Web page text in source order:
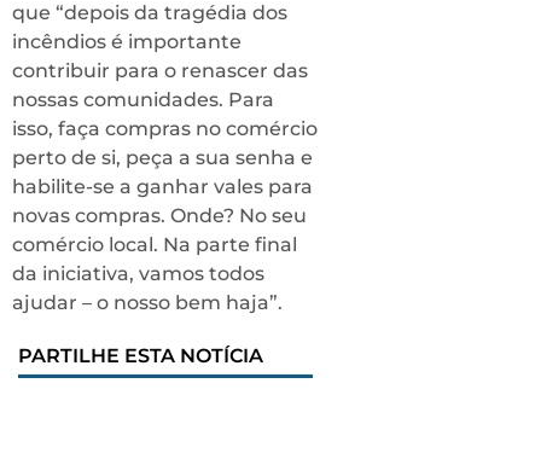
que “depois da tragédia dos
incêndios é importante
contribuir para o renascer das
nossas comunidades. Para
isso, faça compras no comércio
perto de si, peça a sua senha e
habilite-se a ganhar vales para
novas compras. Onde? No seu
comércio local. Na parte final
da iniciativa, vamos todos
ajudar – o nosso bem haja”.
PARTILHE ESTA NOTÍCIA